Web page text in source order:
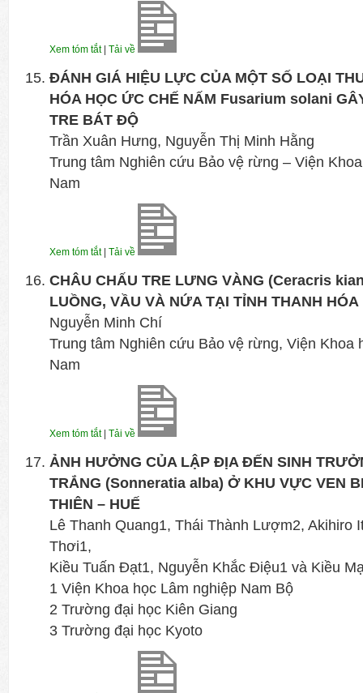
Xem tóm tắt| Tải về
ĐÁNH GIÁ HIỆU LỰC CỦA MỘT SỐ LOẠI
HÓA HỌC ỨC CHẾ NẤM Fusarium solani
TRE BÁT ĐỘ
Trần Xuân Hưng, Nguyễn Thị Minh Hằng
Trung tâm Nghiên cứu Bảo vệ rừng – Viện
Nam
Xem tóm tắt| Tải về
CHÂU CHẤU TRE LƯNG VÀNG (Ceracris
LUỒNG, VẦU VÀ NỨA TẠI TỈNH THANH HÓA
Nguyễn Minh Chí
Trung tâm Nghiên cứu Bảo vệ rừng, Viện Khoa
Nam
Xem tóm tắt| Tải về
ẢNH HƯỞNG CỦA LẬP ĐỊA ĐẾN SINH
TRẮNG (Sonneratia alba) Ở KHU VỰC VEN
THIÊN – HUẾ
Lê Thanh Quang1, Thái Thành Lượm2, Akihiro
Thơi1,
Kiều Tuấn Đạt1, Nguyễn Khắc Điệu1 và Kiều
1 Viện Khoa học Lâm nghiệp Nam Bộ
2 Trường đại học Kiên Giang
3 Trường đại học Kyoto